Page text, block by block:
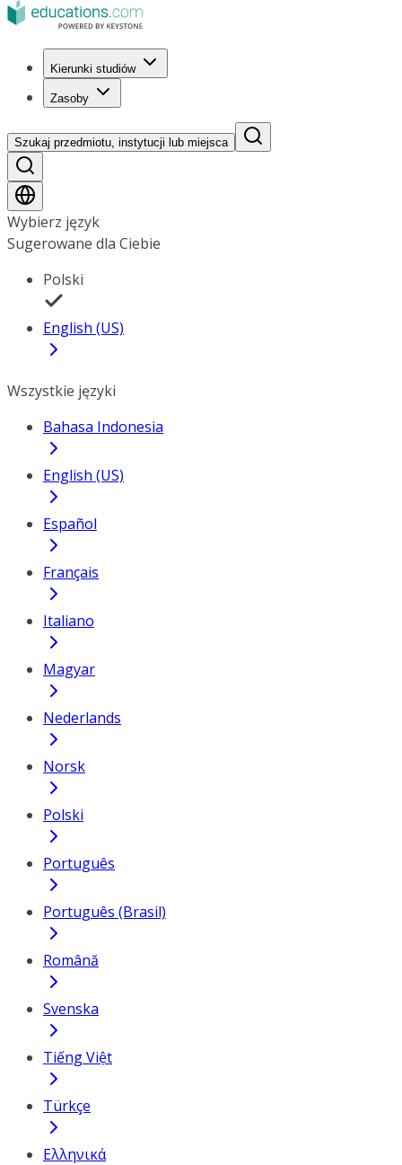
Kierunki studiów
Zasoby
Szukaj przedmiotu, instytucji lub miejsca
Wybierz język
Sugerowane dla Ciebie
Polski
English (US)
Wszystkie języki
Bahasa Indonesia
English (US)
Español
Français
Italiano
Magyar
Nederlands
Norsk
Polski
Português
Português (Brasil)
Română
Svenska
Tiếng Việt
Türkçe
Ελληνικά